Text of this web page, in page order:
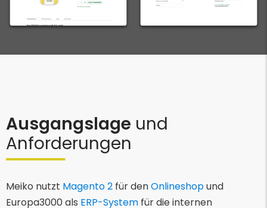
Ausgangslage und
Anforderungen
Meiko nutzt Magento 2 für denOnlineshopund
Europa3000 als ERP-System für die internen